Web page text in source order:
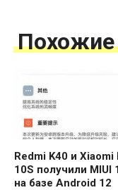
Redmi K40 и Xiaomi
10S получили MIUI
на базе Android 12